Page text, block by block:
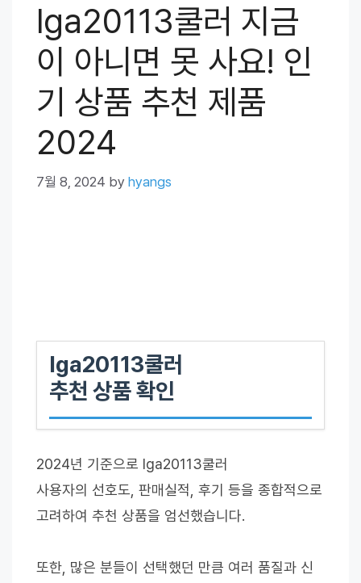
lga20113쿨러 지금
이 아니면 못 사요! 인
기 상품 추천 제품
2024
7월 8, 2024 by hyangs
lga20113쿨러
추천 상품 확인
2024년 기준으로 lga20113쿨러
사용자의 선호도, 판매실적, 후기 등을 종합적으로
고려하여 추천 상품을 엄선했습니다.
또한, 많은 분들이 선택했던 만큼 여러 품질과 신